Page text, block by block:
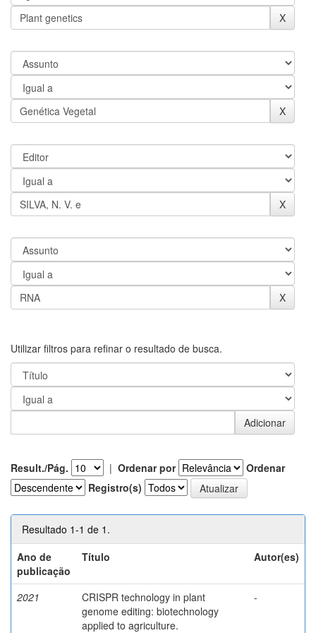
Utilizar filtros para refinar o resultado de busca.
Result./Pág. | Ordenar por
Ordenar
Registro(s)
Resultado 1-1 de 1.
Ano de
publicação
Título Autor(es)
2021
CRISPR technology in plant
genome editing: biotechnology
applied to agriculture.
-